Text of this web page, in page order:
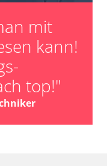
mit
kann!
top!"